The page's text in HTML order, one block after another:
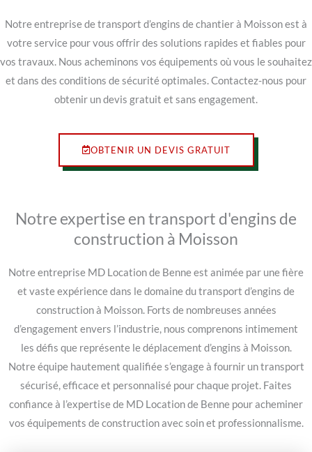
Notre entreprise de transport d’engins de chantier à Moisson est à
votre service pour vous offrir des solutions rapides et fiables pour
vos travaux. Nous acheminons vos équipements où vous le souhaitez
et dans des conditions de sécurité optimales. Contactez-nous pour
obtenir un devis gratuit et sans engagement.
OBTENIR UN DEVIS GRATUIT
Notre expertise en transport d'engins de
construction à Moisson
Notre entreprise MD Location de Benne est animée par une fière
et vaste expérience dans le domaine du transport d’engins de
construction à Moisson. Forts de nombreuses années
d’engagement envers l’industrie, nous comprenons intimement
les défis que représente le déplacement d’engins à Moisson.
Notre équipe hautement qualifiée s’engage à fournir un transport
sécurisé, efficace et personnalisé pour chaque projet. Faites
confiance à l’expertise de MD Location de Benne pour acheminer
vos équipements de construction avec soin et professionnalisme.